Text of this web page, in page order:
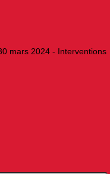
mars 2024 - Interventions